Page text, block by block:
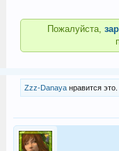
Пожалуйста,
Zzz-Danayaнравится это.